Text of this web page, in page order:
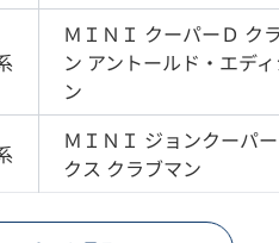
ＭＩＮＩ クーパーＤ ク
ン アントールド・エディ
ン
ＭＩＮＩ ジョンクーパ
クス クラブマン